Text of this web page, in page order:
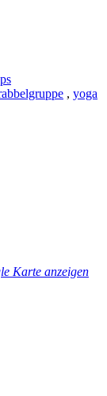
, yoga
Karte anzeigen